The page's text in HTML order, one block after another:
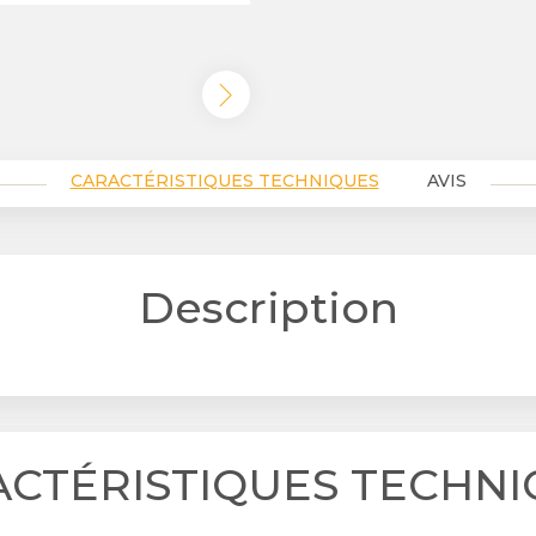
CARACTÉRISTIQUES TECHNIQUES AVIS
Description